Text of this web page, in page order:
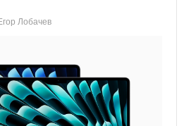
Лобачев